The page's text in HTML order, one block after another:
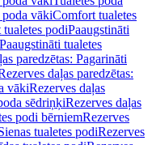
poda vākiComfort tualetes
tualetes podiPaaugstināti
tualetes
paredzētas: Pagarināti
daļas paredzētas:
vākiRezerves daļas
sēdriņķiRezerves daļas
podi bērniemRezerves
tualetes podiRezerves